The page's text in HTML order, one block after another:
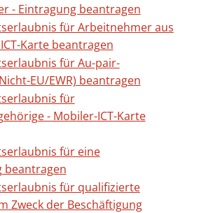
- Eintragung beantragen
für Arbeitnehmer aus
Karte beantragen
für Au-pair-
EU/EWR) beantragen
für
- Mobiler-ICT-Karte
für eine
beantragen
für qualifizierte
Zweck der Beschäftigung